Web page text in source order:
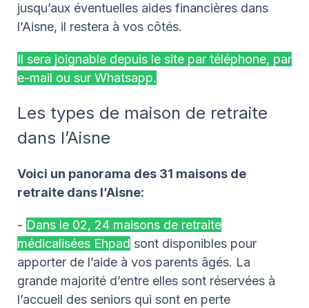
jusqu’aux éventuelles aides financières dans
l’Aisne, il restera à vos côtés.
Il sera joignable depuis le site par téléphone, par
e-mail ou sur Whatsapp.
Les types de maison de retraite
dans l’Aisne
Voici un panorama des 31 maisons de
retraite dans l’Aisne:
- Dans le 02, 24 maisons de retraite
médicalisées Ehpad sont disponibles pour
apporter de l’aide à vos parents âgés. La
grande majorité d’entre elles sont réservées à
l’accueil des seniors qui sont en perte